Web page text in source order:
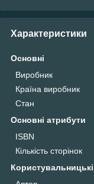
Характеристики
Основні
Виробник
Країна виробник
Стан
Основні атрибути
ISBN
Кількість сторінок